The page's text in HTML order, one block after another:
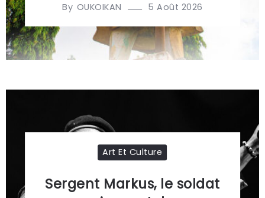
By OUKOIKAN 5 Août 2026
Art Et Culture
Sergent Markus, le soldat